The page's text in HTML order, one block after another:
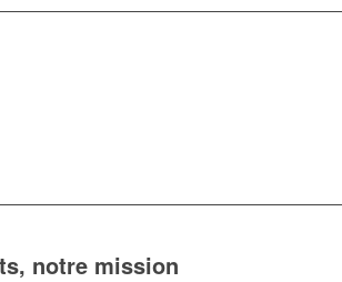
notre mission